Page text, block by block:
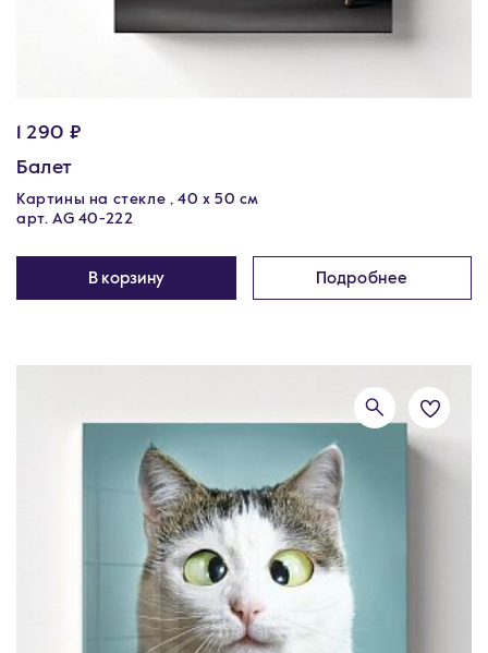
1 290 ₽
Балет
Картины на стекле , 40 х 50 см
арт. AG 40-222
В корзину Подробнее